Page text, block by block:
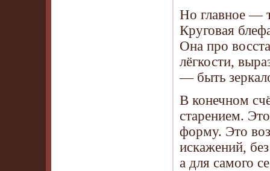
Но главное —
Круговая
Она про
лёгкости,
— быть
В конечном
старением.
форму. Это
искажений,
а для самого